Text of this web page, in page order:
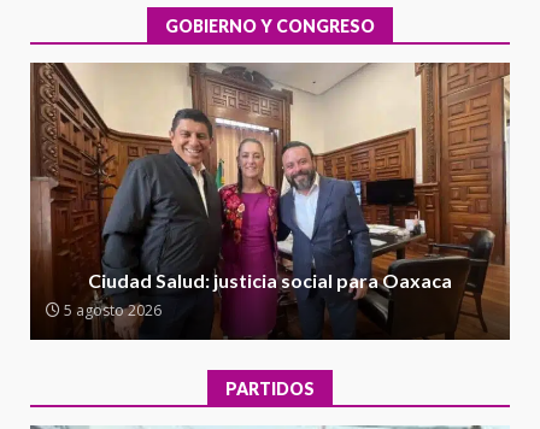
1
integral de las instalaciones de la
Escuela Secundaria General
Moisés Sáenz Garza
5 agosto 2026
2
Ciudad Salud: justicia social para
Oaxaca
5 agosto 2026
3
Encuentro de Ariadna Montiel
con el Gobernador Salomón Jara
Cruz reafirma la consolidación
de la transformación en
territorio oaxaqueño
30 julio 2026
GOBIERNO Y CONGRESO
Ciudad Salud: justicia social para Oaxaca
5 agosto 2026
PARTIDOS